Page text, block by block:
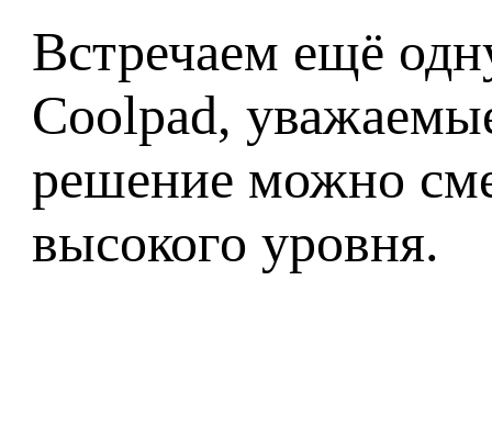
Встречаем ещё
Coolpad,
решение можно
высокого уровня.